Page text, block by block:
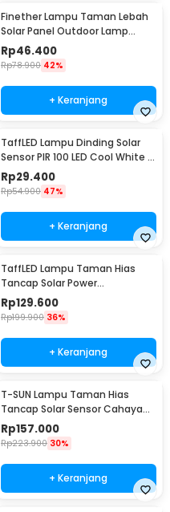
Finether Lampu Taman Lebah
Solar Panel Outdoor Lamp
Waterproof IP65 50 LED - BE306
Rp46.400
Rp78.900 42%
+ Keranjang
TaffLED Lampu Dinding Solar
Sensor PIR 100 LED Cool White -
BK-100
Rp29.400
Rp54.900 47%
+ Keranjang
TaffLED Lampu Taman Hias
Tancap Solar Power
Waterproof 10 LED 2835 - TS-
G2202
Rp129.600
Rp199.900 36%
+ Keranjang
T-SUN Lampu Taman Hias
Tancap Solar Sensor Cahaya
IP65 Warm White 3W - TS-
G0902
Rp157.000
Rp223.900 30%
+ Keranjang